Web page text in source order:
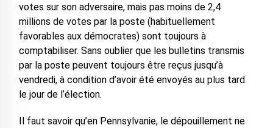
votes sur son adversaire, mais pas moins de 2,4
millions de votes par la poste (habituellement
favorables aux démocrates) sont toujours à
comptabiliser. Sans oublier que les bulletins transmis
par la poste peuvent toujours être reçus jusqu’à
vendredi, à condition d’avoir été envoyés au plus tard
le jour de l’élection.
Il faut savoir qu’en Pennsylvanie, le dépouillement ne